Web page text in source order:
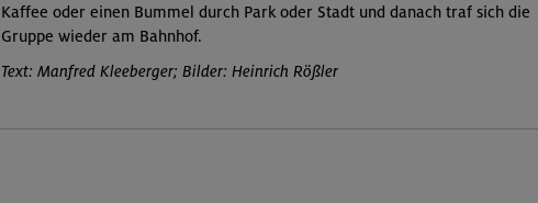
Kaffee oder einen Bummel durch Park oder Stadt und danach traf sich die
Gruppe wieder am Bahnhof.
Text: Manfred Kleeberger; Bilder: Heinrich Rößler